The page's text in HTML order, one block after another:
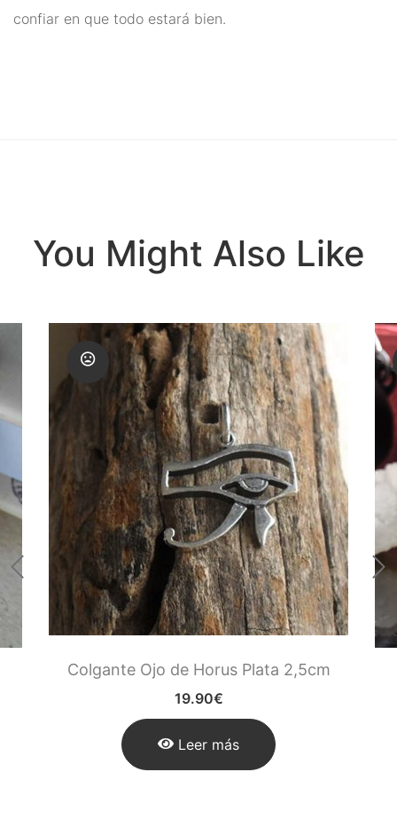
confiar en que todo estará bien.
You Might Also Like
Colgante Ojo de Horus Plata 2,5cm
19.90€
Leer más